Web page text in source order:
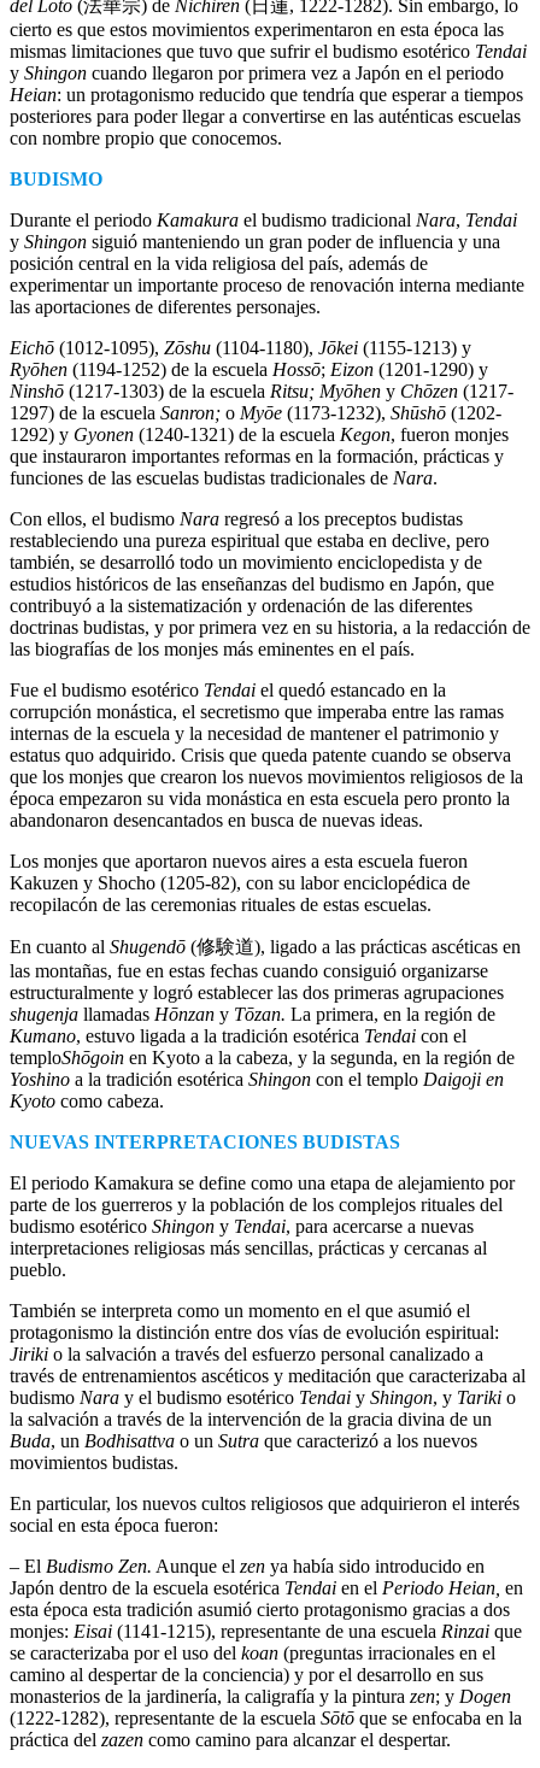
del Loto (法華宗) de Nichiren (日蓮, 1222-1282). Sin embargo, lo
cierto es que estos movimientos experimentaron en esta época las
mismas limitaciones que tuvo que sufrir el budismo esotérico Tendai
y Shingon cuando llegaron por primera vez a Japón en el periodo
Heian: un protagonismo reducido que tendría que esperar a tiempos
posteriores para poder llegar a convertirse en las auténticas escuelas
con nombre propio que conocemos.
BUDISMO
Durante el periodo Kamakura el budismo tradicional Nara, Tendai
y Shingon siguió manteniendo un gran poder de influencia y una
posición central en la vida religiosa del país, además de
experimentar un importante proceso de renovación interna mediante
las aportaciones de diferentes personajes.
Eichō (1012-1095), Zōshu (1104-1180), Jōkei (1155-1213) y
Ryōhen (1194-1252) de la escuela Hossō; Eizon (1201-1290) y
Ninshō (1217-1303) de la escuela Ritsu; Myōhen y Chōzen (1217-
1297) de la escuela Sanron; o Myōe (1173-1232), Shūshō (1202-
1292) y Gyonen (1240-1321) de la escuela Kegon, fueron monjes
que instauraron importantes reformas en la formación, prácticas y
funciones de las escuelas budistas tradicionales de Nara.
Con ellos, el budismo Nara regresó a los preceptos budistas
restableciendo una pureza espiritual que estaba en declive, pero
también, se desarrolló todo un movimiento enciclopedista y de
estudios históricos de las enseñanzas del budismo en Japón, que
contribuyó a la sistematización y ordenación de las diferentes
doctrinas budistas, y por primera vez en su historia, a la redacción de
las biografías de los monjes más eminentes en el país.
Fue el budismo esotérico Tendai el quedó estancado en la
corrupción monástica, el secretismo que imperaba entre las ramas
internas de la escuela y la necesidad de mantener el patrimonio y
estatus quo adquirido. Crisis que queda patente cuando se observa
que los monjes que crearon los nuevos movimientos religiosos de la
época empezaron su vida monástica en esta escuela pero pronto la
abandonaron desencantados en busca de nuevas ideas.
Los monjes que aportaron nuevos aires a esta escuela fueron
Kakuzen y Shocho (1205-82), con su labor enciclopédica de
recopilacón de las ceremonias rituales de estas escuelas.
En cuanto al Shugendō (修験道), ligado a las prácticas ascéticas en
las montañas, fue en estas fechas cuando consiguió organizarse
estructuralmente y logró establecer las dos primeras agrupaciones
shugenja llamadas Hōnzan y Tōzan. La primera, en la región de
Kumano, estuvo ligada a la tradición esotérica Tendai con el
temploShōgoin en Kyoto a la cabeza, y la segunda, en la región de
Yoshino a la tradición esotérica Shingon con el templo Daigoji en
Kyoto como cabeza.
NUEVAS INTERPRETACIONES BUDISTAS
El periodo Kamakura se define como una etapa de alejamiento por
parte de los guerreros y la población de los complejos rituales del
budismo esotérico Shingon y Tendai, para acercarse a nuevas
interpretaciones religiosas más sencillas, prácticas y cercanas al
pueblo.
También se interpreta como un momento en el que asumió el
protagonismo la distinción entre dos vías de evolución espiritual:
Jiriki o la salvación a través del esfuerzo personal canalizado a
través de entrenamientos ascéticos y meditación que caracterizaba al
budismo Nara y el budismo esotérico Tendai y Shingon, y Tariki o
la salvación a través de la intervención de la gracia divina de un
Buda, un Bodhisattva o un Sutra que caracterizó a los nuevos
movimientos budistas.
En particular, los nuevos cultos religiosos que adquirieron el interés
social en esta época fueron:
– El Budismo Zen. Aunque el zen ya había sido introducido en
Japón dentro de la escuela esotérica Tendai en el Periodo Heian, en
esta época esta tradición asumió cierto protagonismo gracias a dos
monjes: Eisai (1141-1215), representante de una escuela Rinzai que
se caracterizaba por el uso del koan (preguntas irracionales en el
camino al despertar de la conciencia) y por el desarrollo en sus
monasterios de la jardinería, la caligrafía y la pintura zen; y Dogen
(1222-1282), representante de la escuela Sōtō que se enfocaba en la
práctica del zazen como camino para alcanzar el despertar.